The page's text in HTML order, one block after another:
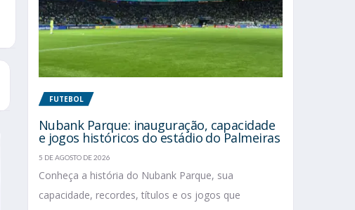
FUTEBOL
Nubank Parque: inauguração, capacidade
e jogos históricos do estádio do Palmeiras
5 DE AGOSTO DE 2026
Conheça a história do Nubank Parque, sua
capacidade, recordes, títulos e os jogos que